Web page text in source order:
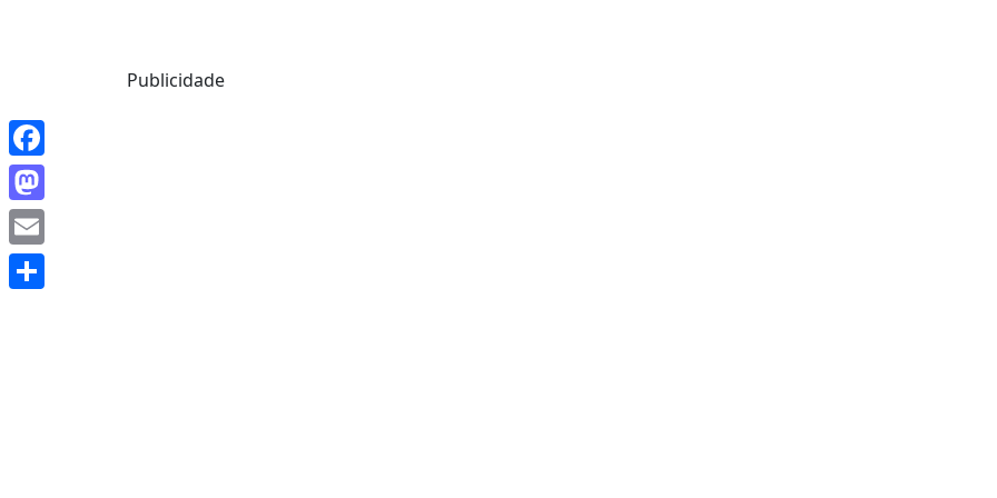
Publicidade
Facebook
Mastodon
Email